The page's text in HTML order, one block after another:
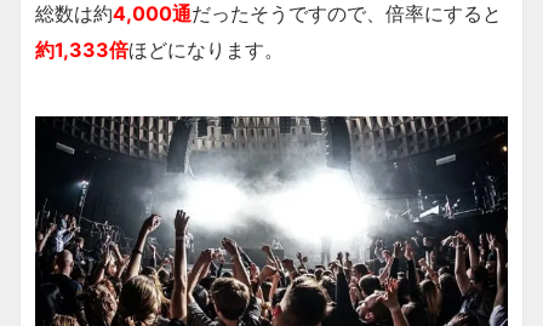
総数は約4,000通だったそうですので、倍率にすると
約1,333倍ほどになります。